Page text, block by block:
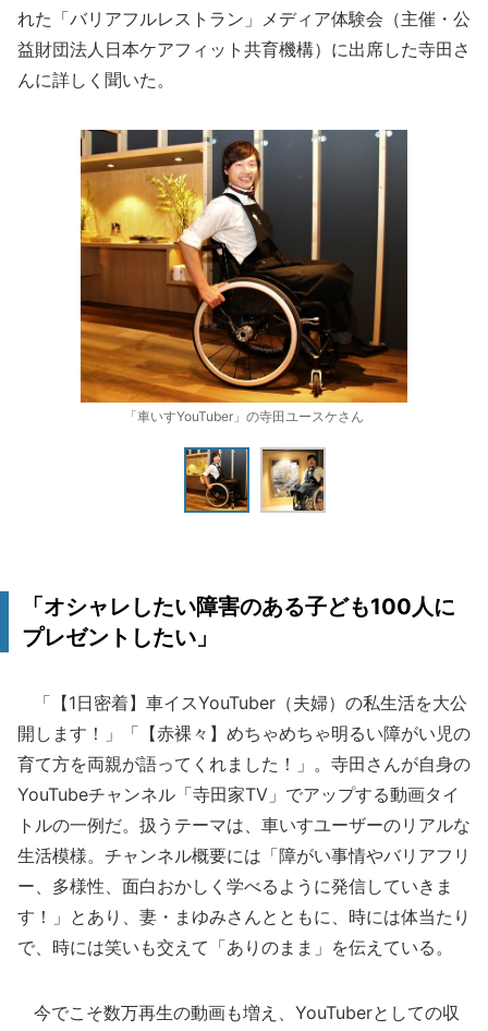
れた「バリアフルレストラン」メディア体験会（主催・公
益財団法人日本ケアフィット共育機構）に出席した寺田さ
んに詳しく聞いた。
「車いすYouTuber」の寺田ユースケさん
「オシャレしたい障害のある子ども100人に
プレゼントしたい」
「【1日密着】車イスYouTuber（夫婦）の私生活を大公
開します！」「【赤裸々】めちゃめちゃ明るい障がい児の
育て方を両親が語ってくれました！」。寺田さんが自身の
YouTubeチャンネル「寺田家TV」でアップする動画タイ
トルの一例だ。扱うテーマは、車いすユーザーのリアルな
生活模様。チャンネル概要には「障がい事情やバリアフリ
ー、多様性、面白おかしく学べるように発信していきま
す！」とあり、妻・まゆみさんとともに、時には体当たり
で、時には笑いも交えて「ありのまま」を伝えている。
今でこそ数万再生の動画も増え、YouTuberとしての収